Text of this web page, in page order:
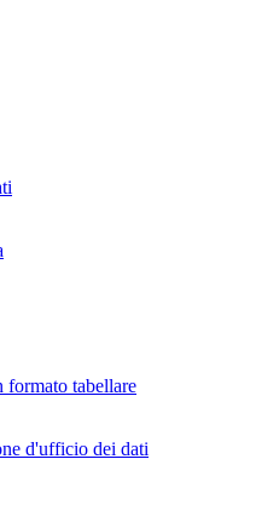
tabellare
d'ufficio dei dati